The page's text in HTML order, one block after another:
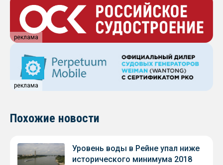
реклама
реклама
Похожие новости
Уровень воды в Рейне упал ниже
исторического минимума 2018